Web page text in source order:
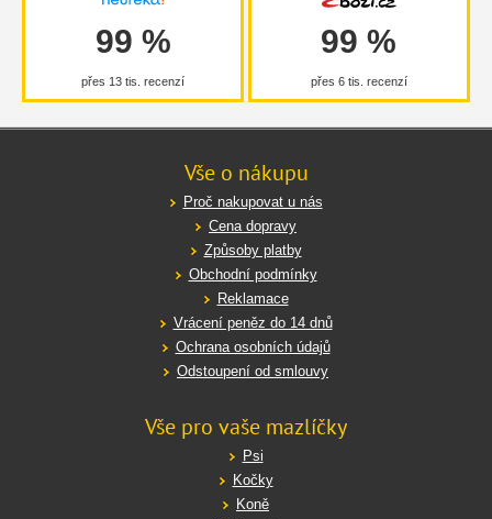
99 %
přes 13 tis. recenzí
99 %
přes 6 tis. recenzí
Vše o nákupu
Proč nakupovat u nás
Cena dopravy
Způsoby platby
Obchodní podmínky
Reklamace
Vrácení peněz do 14 dnů
Ochrana osobních údajů
Odstoupení od smlouvy
Vše pro vaše mazlíčky
Psi
Kočky
Koně